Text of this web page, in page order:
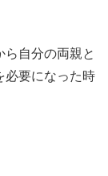
自分の両親と
必要になった時